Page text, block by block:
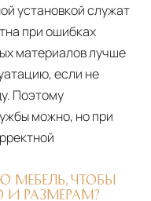
установкой служат
при ошибках
материалов лучше
если не
Поэтому
можно, но при
МЕБЕЛЬ, ЧТОБЫ
РАЗМЕРАМ?